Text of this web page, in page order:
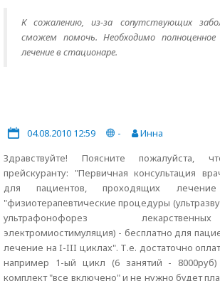
К сожалению, из-за сопутствующих
сможем помочь. Необходимо полноценное
лечение в стационаре.
04.08.2010 12:59 -
Инна
Здравствуйте! Поясните пожалуйста,
прейскуранту: "Первичная консультация
для пациентов, проходящих
"физиотерапевтические процедуры
ультрафонофорез
электромиостимуляция) - бесплатно для
лечение на I-III циклах". Т.е. достаточно
например 1-ый цикл (6 занятий -
комплект "все включено" и не нужно будет